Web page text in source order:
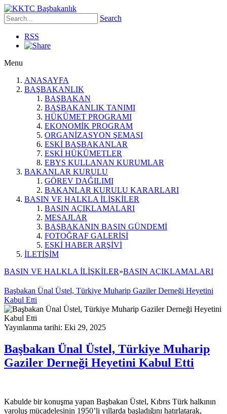
Search
RSS
Menu
ANASAYFA
BAŞBAKANLIK
BAŞBAKAN
BAŞBAKANLIK TANIMI
HÜKÜMET PROGRAMI
EKONOMİK PROGRAM
ORGANİZASYON ŞEMASI
ESKİ BAŞBAKANLAR
ESKİ HÜKÜMETLER
EBYS KULLANAN KURUMLAR
BAKANLAR KURULU
GÖREV DAĞILIMI
BAKANLAR KURULU KARARLARI
BASIN VE HALKLA İLİŞKİLER
BASIN AÇIKLAMALARI
MESAJLAR
BAŞBAKANIN BASIN GÜNDEMİ
FOTOĞRAF GALERİSİ
ESKİ HABER ARŞİVİ
İLETİŞİM
BASIN VE HALKLA İLİŞKİLER»BASIN AÇIKLAMALARI
Başbakan Ünal Üstel, Türkiye Muharip Gaziler Derneği Heyetini
Kabul Etti
Yayınlanma tarihi: Eki 29, 2025
Başbakan Ünal Üstel, Türkiye Muharip
Gaziler Derneği Heyetini Kabul Etti
Kabulde bir konuşma yapan Başbakan Üstel, Kıbrıs Türk halkının
varoluş mücadelesinin 1950’li yıllarda başladığını hatırlatarak,